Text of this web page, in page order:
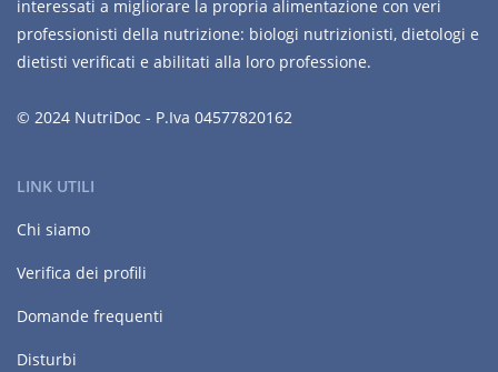
interessati a migliorare la propria alimentazione con veri
professionisti della nutrizione: biologi nutrizionisti, dietologi e
dietisti verificati e abilitati alla loro professione.
© 2024 NutriDoc - P.Iva 04577820162
LINK UTILI
Chi siamo
Verifica dei profili
Domande frequenti
Disturbi